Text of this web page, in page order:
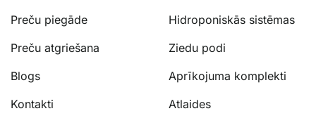
Preču piegāde
Preču atgriešana
Blogs
Kontakti
Hidroponiskās sistēmas
Ziedu podi
Aprīkojuma komplekti
Atlaides